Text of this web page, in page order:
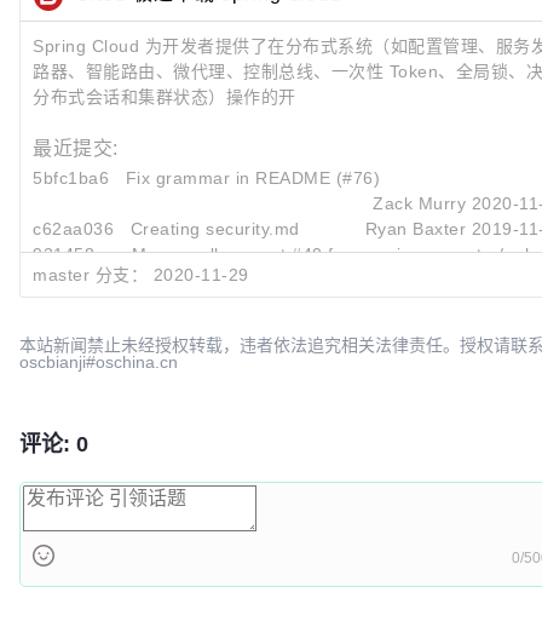
Spring Cloud 为开发者提供了在分布式系统（如配置管理、服务
路器、智能路由、微代理、控制总线、一次性 Token、全局锁、
分布式会话和集群状态）操作的开
最近提交:
5bfc1ba6
Fix grammar in README (#76)
Zack Murry 2020-
c62aa036
Creating security.md Ryan Baxter 2019-
921458ae
Merge pull request #40 from spring-operator/
master 分支： 2020-11-29
本站新闻禁止未经授权转载，违者依法追究相关法律责任。授权请联
oscbianji#oschina.cn
评论: 0
0/